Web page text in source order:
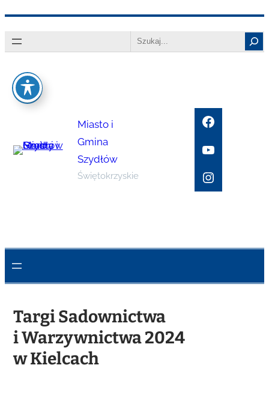
do
Search
Miasto i
Gmina
Szydłów
Świętokrzyskie
Facebook
YouTube
Instagram
Targi Sadownictwa
i Warzywnictwa 2024
w Kielcach